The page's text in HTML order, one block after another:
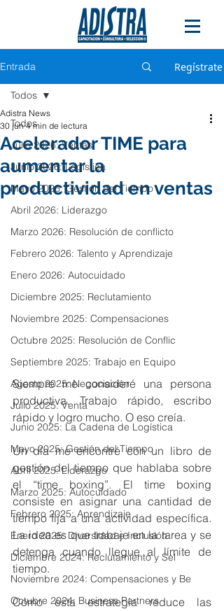
Entrada Regístrate
Todos
Julio 2026: Ventas
Junio 2026: Logística
Mayo 2026: Gestión del Tiempo
Abril 2026: Liderazgo
Marzo 2026: Resolución de conflicto
Febrero 2026: Talento y Aprendizaje
Enero 2026: Autocuidado
Diciembre 2025: Reclutamiento
Noviembre 2025: Compensaciones
Octubre 2025: Resolución de Conflic
Septiembre 2025: Trabajo en Equipo
Agosto 2025: Negociación
Julio 2025: Venta
Junio 2025: La Cadena de Logística
Mayo 2025: Gestión del Tiempo
Abril 2025: Liderazgo
Marzo 2025: Autocuidado
Febrero 2025: Aprendizaje
Enero 2025: Diversidad e Inclusión
Diciembre 2024: Reclutamiento y Sel
Noviembre 2024: Compensaciones y Be
Octubre 2024: Business Partners
Todos
Acelerador TIME para
aumentar la
productividad en ventas
Adistra News
30 jun 4 min de lectura
Siempre me consideré una persona
productiva. Trabajo rápido, escribo
rápido y logro mucho. O eso creía.
Un día me encontré con un libro de
gestión del tiempo que hablaba sobre
el “time boxing”. El time boxing
consiste en asignar una cantidad de
tiempo fija a una actividad específica.
La idea es que trabaje en la tarea y se
detenga cuando llegue al límite de
tiempo.
Como esta estrategia reduce las